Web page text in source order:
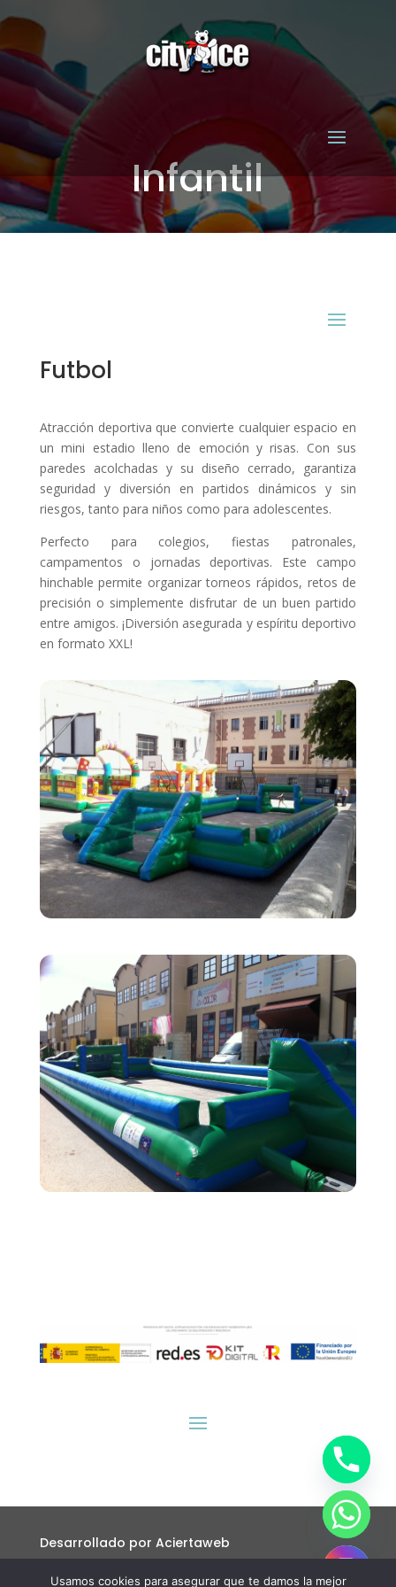
Infantil
Futbol
Atracción deportiva que convierte cualquier espacio en
un mini estadio lleno de emoción y risas. Con sus
paredes acolchadas y su diseño cerrado, garantiza
seguridad y diversión en partidos dinámicos y sin
riesgos, tanto para niños como para adolescentes.
Perfecto para colegios, fiestas patronales,
campamentos o jornadas deportivas. Este campo
hinchable permite organizar torneos rápidos, retos de
precisión o simplemente disfrutar de un buen partido
entre amigos. ¡Diversión asegurada y espíritu deportivo
en formato XXL!
Desarrollado por Aciertaweb
Usamos cookies para asegurar que te damos la mejor